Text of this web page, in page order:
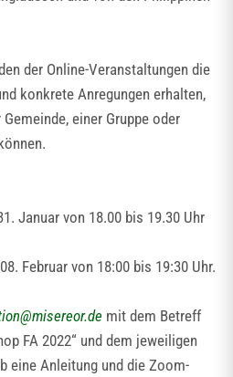
der Online-Veranstaltungen die
konkrete Anregungen erhalten,
einer Gruppe oder
von 18.00 bis 19.30 Uhr
von 18:00 bis 19:30 Uhr.
@misereor.de mit dem Betreff
FA 2022“ und dem jeweiligen
eine Anleitung und die Zoom-